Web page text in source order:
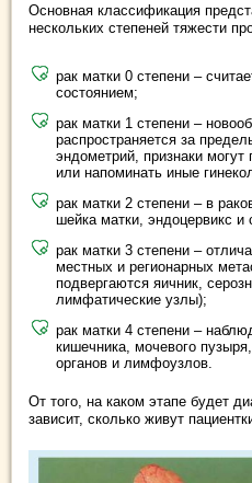
Основная классификация
нескольких степеней тяжести
рак матки 0 степени –
состоянием;
рак матки 1 степени –
распространяется за
эндометрий, признаки могут
или напоминать иные
рак матки 2 степени – в
шейка матки, эндоцервикс и
рак матки 3 степени –
местных и регионарных
подвергаются яичник,
лимфатические узлы);
рак матки 4 степени –
кишечника, мочевого
органов и лимфоузлов.
От того, на каком этапе будет
зависит, сколько живут